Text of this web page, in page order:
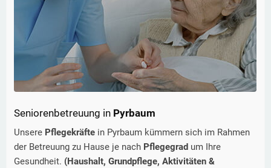
Seniorenbetreuung in Pyrbaum
Unsere Pflegekräfte in Pyrbaum kümmern sich im Rahmen
der Betreuung zu Hause je nach Pflegegrad um Ihre
Gesundheit. (Haushalt, Grundpflege, Aktivitäten &